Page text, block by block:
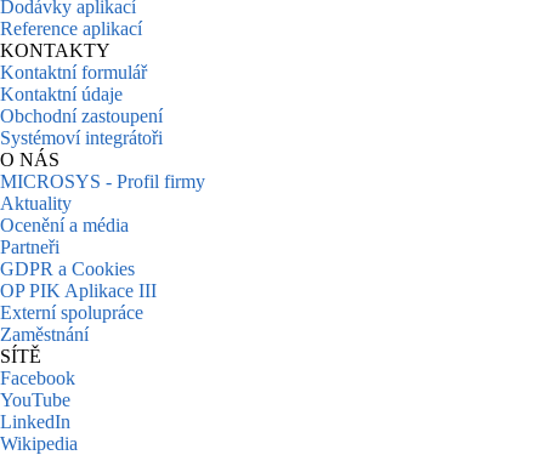
Dodávky aplikací
Reference aplikací
KONTAKTY
Kontaktní formulář
Kontaktní údaje
Obchodní zastoupení
Systémoví integrátoři
O NÁS
MICROSYS - Profil firmy
Aktuality
Ocenění a média
Partneři
GDPR a Cookies
OP PIK Aplikace III
Externí spolupráce
Zaměstnání
SÍTĚ
Facebook
YouTube
LinkedIn
Wikipedia